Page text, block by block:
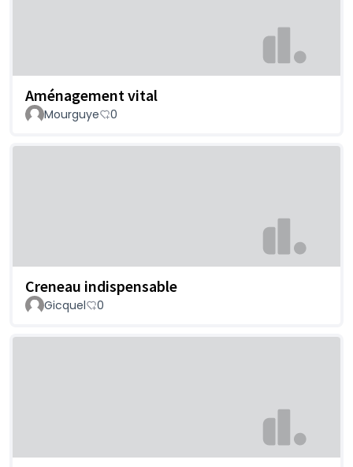
Aménagement vital
Mourguye 0
Creneau indispensable
Gicquel 0